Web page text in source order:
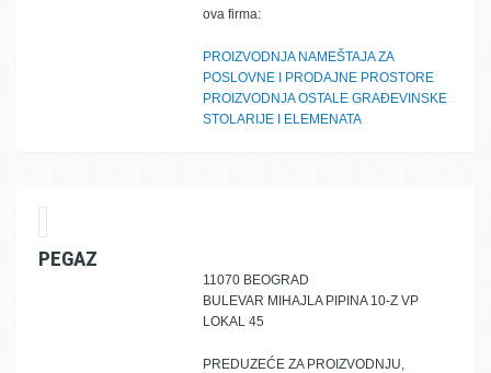
ova firma:
PROIZVODNJA NAMEŠTAJA ZA
POSLOVNE I PRODAJNE PROSTORE
PROIZVODNJA OSTALE GRAĐEVINSKE
STOLARIJE I ELEMENATA
PEGAZ
11070 BEOGRAD
BULEVAR MIHAJLA PIPINA 10-Z VP
LOKAL 45
PREDUZEĆE ZA PROIZVODNJU,